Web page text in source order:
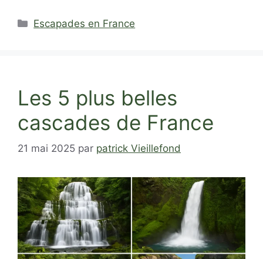
Catégories
Escapades en France
Les 5 plus belles
cascades de France
21 mai 2025 par patrick Vieillefond